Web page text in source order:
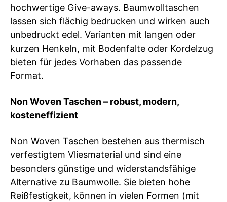
hochwertige Give-aways. Baumwolltaschen
lassen sich flächig bedrucken und wirken auch
unbedruckt edel. Varianten mit langen oder
kurzen Henkeln, mit Bodenfalte oder Kordelzug
bieten für jedes Vorhaben das passende
Format.
Non Woven Taschen – robust, modern,
kosteneffizient
Non Woven Taschen bestehen aus thermisch
verfestigtem Vliesmaterial und sind eine
besonders günstige und widerstandsfähige
Alternative zu Baumwolle. Sie bieten hohe
Reißfestigkeit, können in vielen Formen (mit